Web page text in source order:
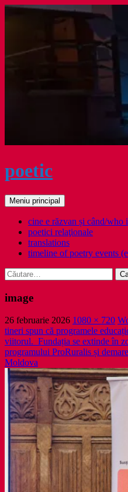
Sari
poetic
Caută
Meniu principal
cine e răzvan și când/who
poetici relaţionale
translations
timeline of poetry events
Caută
după:
image
26 februarie 2026 1080 × 720
tineri spun că programele
viitorul. Fundația se extinde în
programului ProRuralis și
Moldova